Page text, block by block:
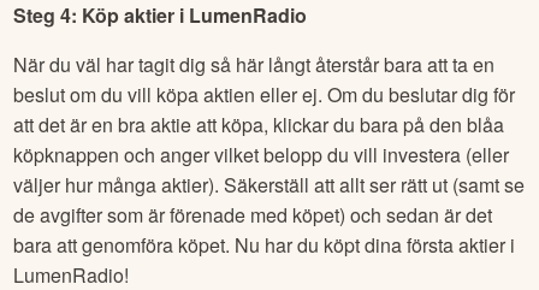
Steg 4: Köp aktier i LumenRadio
När du väl har tagit dig så här långt återstår bara att ta en
beslut om du vill köpa aktien eller ej. Om du beslutar dig för
att det är en bra aktie att köpa, klickar du bara på den blåa
köpknappen och anger vilket belopp du vill investera (eller
väljer hur många aktier). Säkerställ att allt ser rätt ut (samt se
de avgifter som är förenade med köpet) och sedan är det
bara att genomföra köpet. Nu har du köpt dina första aktier i
LumenRadio!